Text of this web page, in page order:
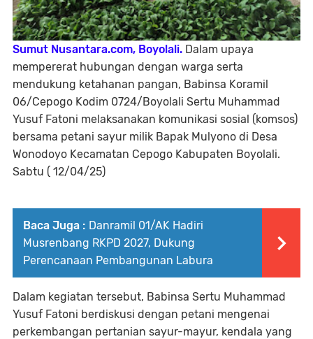
Sumut Nusantara.com, Boyolali. Dalam upaya
mempererat hubungan dengan warga serta
mendukung ketahanan pangan, Babinsa Koramil
06/Cepogo Kodim 0724/Boyolali Sertu Muhammad
Yusuf Fatoni melaksanakan komunikasi sosial (komsos)
bersama petani sayur milik Bapak Mulyono di Desa
Wonodoyo Kecamatan Cepogo Kabupaten Boyolali.
Sabtu ( 12/04/25)
Baca Juga : Danramil 01/AK Hadiri
Musrenbang RKPD 2027, Dukung
Perencanaan Pembangunan Labura
Dalam kegiatan tersebut, Babinsa Sertu Muhammad
Yusuf Fatoni berdiskusi dengan petani mengenai
perkembangan pertanian sayur-mayur, kendala yang